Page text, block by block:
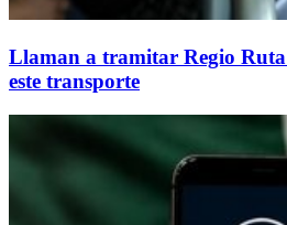
Llaman a tramitar Regio
este transporte